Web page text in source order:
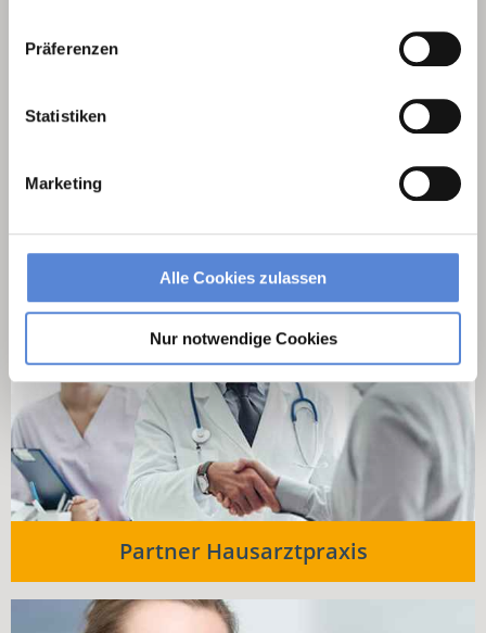
Präferenzen
Statistiken
Marketing
Alle Cookies zulassen
Nur notwendige Cookies
Allgemeinmedizin
Partner Hausarztpraxis